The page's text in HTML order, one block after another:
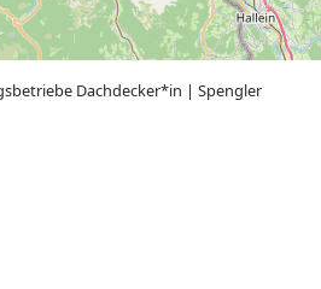
Dachdecker*in | Spengler